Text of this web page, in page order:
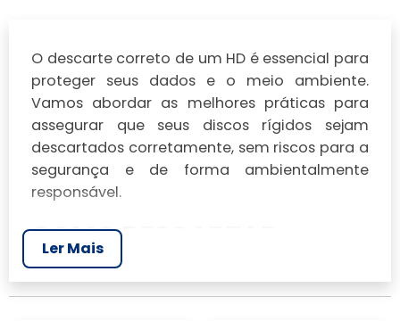
O descarte correto de um HD é essencial para
proteger seus dados e o meio ambiente.
Vamos abordar as melhores práticas para
assegurar que seus discos rígidos sejam
descartados corretamente, sem riscos para a
segurança e de forma ambientalmente
responsável.
COMO DESCARTAR
CORRETAMENTE UM HD
A ideia básica para descartar qualquer disco
Ler Mais